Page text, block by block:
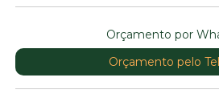
Orçamento por
Orçamento pelo